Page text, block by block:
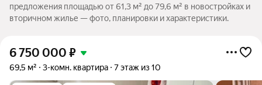
предложения площадью от 61,3 м² до 79,6 м² в новостройках и
вторичном жилье — фото, планировки и характеристики.
6 750 000 ₽
69,5 м² 3-комн. квартира 7 этаж из 10